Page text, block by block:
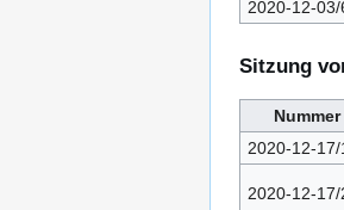
2020-12-03/
Sitzung
Nummer
2020-12-17/
2020-12-17/